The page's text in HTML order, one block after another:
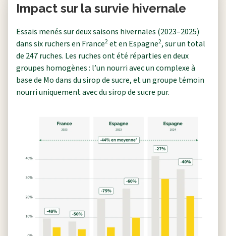
Impact sur la survie hivernale
Essais menés sur deux saisons hivernales (2023–2025)
dans six ruchers en France2et en Espagne2, sur un total
de 247 ruches. Les ruches ont été réparties en deux
groupes homogènes : l’un nourri avec un complexe à
base de Mo dans du sirop de sucre, et un groupe témoin
nourri uniquement avec du sirop de sucre pur.